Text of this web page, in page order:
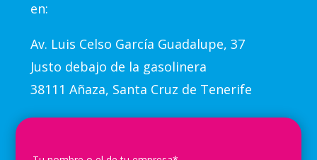
en:
Av. Luis Celso García Guadalupe, 37
Justo debajo de la gasolinera
38111 Añaza, Santa Cruz de Tenerife